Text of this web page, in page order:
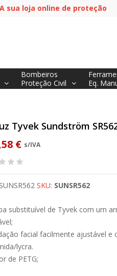
A sua loja online de proteção
Bombeiros
Proteção Civil
Eq.
Tyvek Sundström
€ s/IVA
SUNSR562 SKU: SUNSR562
substituível de Tyvek com um
facial facilmente ajustável e
lycra.
de PETG;